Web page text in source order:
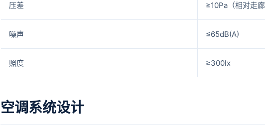
压差 ≥10Pa（相对走
噪声 ≤65dB(A)
照度 ≥300lx
空调系统设计